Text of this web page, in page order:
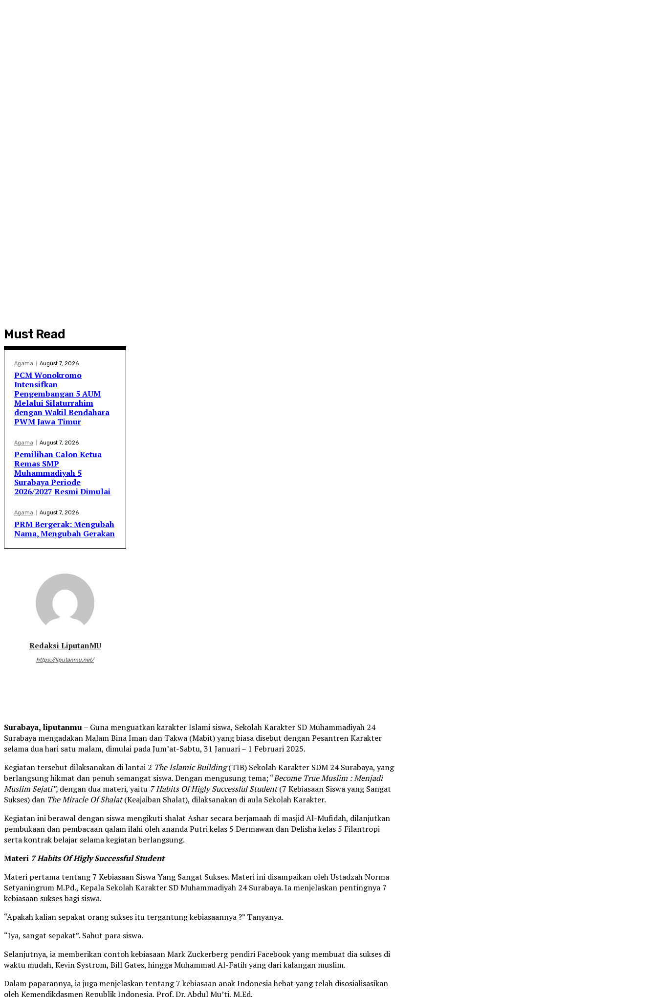
Must Read
Agama August 7, 2026
PCM Wonokromo
Intensifkan
Pengembangan 5 AUM
Melalui Silaturrahim
dengan Wakil Bendahara
PWM Jawa Timur
Agama August 7, 2026
Pemilihan Calon Ketua
Remas SMP
Muhammadiyah 5
Surabaya Periode
2026/2027 Resmi Dimulai
Agama August 7, 2026
PRM Bergerak: Mengubah
Nama, Mengubah Gerakan
Redaksi LiputanMU
https://liputanmu.net/
Surabaya, liputanmu– Guna menguatkan karakter Islami siswa, Sekolah Karakter SD Muhammadiyah 24
Surabaya mengadakan Malam Bina Iman dan Takwa (Mabit) yang biasa disebut dengan Pesantren Karakter
selama dua hari satu malam, dimulai pada Jum’at-Sabtu, 31 Januari – 1 Februari 2025.
Kegiatan tersebut dilaksanakan di lantai 2 The Islamic Building(TIB) Sekolah Karakter SDM 24 Surabaya, yang
berlangsung hikmat dan penuh semangat siswa. Dengan mengusung tema; “Become True Muslim : Menjadi
Muslim Sejati”, dengan dua materi, yaitu 7 Habits Of Higly Successful Student(7 Kebiasaan Siswa yang Sangat
Sukses) dan The Miracle Of Shalat(Keajaiban Shalat), dilaksanakan di aula Sekolah Karakter.
Kegiatan ini berawal dengan siswa mengikuti shalat Ashar secara berjamaah di masjid Al-Mufidah, dilanjutkan
pembukaan dan pembacaan qalam ilahi oleh ananda Putri kelas 5 Dermawan dan Delisha kelas 5 Filantropi
serta kontrak belajar selama kegiatan berlangsung.
Materi 7 Habits Of Higly Successful Student
Materi pertama tentang 7 Kebiasaan Siswa Yang Sangat Sukses. Materi ini disampaikan oleh Ustadzah Norma
Setyaningrum M.Pd., Kepala Sekolah Karakter SD Muhammadiyah 24 Surabaya. Ia menjelaskan pentingnya 7
kebiasaan sukses bagi siswa.
“Apakah kalian sepakat orang sukses itu tergantung kebiasaannya ?” Tanyanya.
“Iya, sangat sepakat”. Sahut para siswa.
Selanjutnya, ia memberikan contoh kebiasaan Mark Zuckerberg pendiri Facebook yang membuat dia sukses di
waktu mudah, Kevin Systrom, Bill Gates, hingga Muhammad Al-Fatih yang dari kalangan muslim.
Dalam paparannya, ia juga menjelaskan tentang 7 kebiasaan anak Indonesia hebat yang telah disosialisasikan
oleh Kemendikdasmen Republik Indonesia, Prof. Dr. Abdul Mu’ti, M.Ed.